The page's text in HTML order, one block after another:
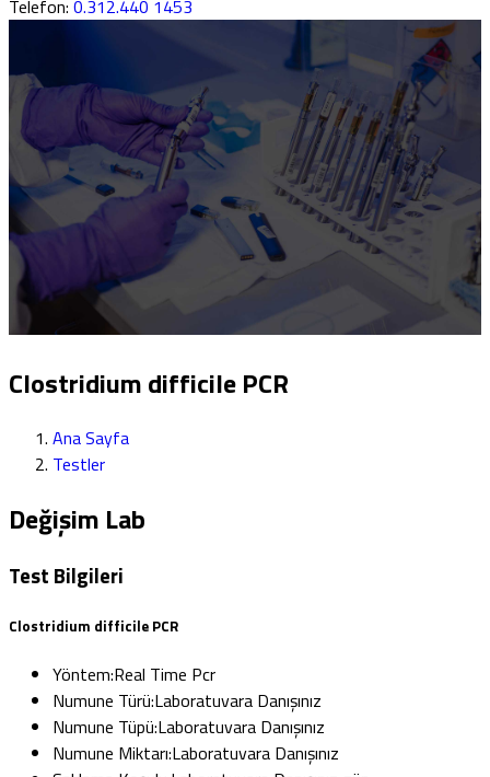
Telefon: 0.312.440 1453
Clostridium difficile PCR
Ana Sayfa
Testler
Değişim Lab
Test Bilgileri
Clostridium difficile PCR
Yöntem:Real Time Pcr
Numune Türü:Laboratuvara Danışınız
Numune Tüpü:Laboratuvara Danışınız
Numune Miktarı:Laboratuvara Danışınız